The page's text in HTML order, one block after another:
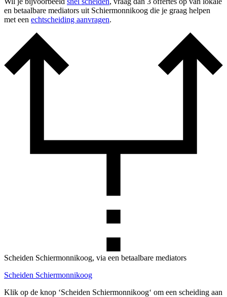
en betaalbare mediators uit Schiermonnikoog die je graag helpen
met een echtscheiding aanvragen.
Scheiden Schiermonnikoog, via een betaalbare mediators
Scheiden Schiermonnikoog
Klik op de knop ‘Scheiden Schiermonnikoog‘ om een scheiding aan